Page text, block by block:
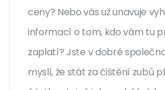
ceny? Nebo vás už unavuje
informací o tom, kdo vám tu
zaplatí? Jste v dobré
myslí, že stát za čištění zubů